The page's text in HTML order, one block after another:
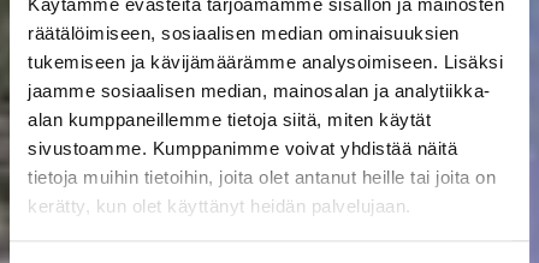
Käytämme evästeitä tarjoamamme sisällön ja mainosten
räätälöimiseen, sosiaalisen median ominaisuuksien
tukemiseen ja kävijämäärämme analysoimiseen. Lisäksi
jaamme sosiaalisen median, mainosalan ja analytiikka-
alan kumppaneillemme tietoja siitä, miten käytät
sivustoamme. Kumppanimme voivat yhdistää näitä
tietoja muihin tietoihin, joita olet antanut heille tai joita on
kerätty, kun olet käyttänyt heidän palvelujaan.